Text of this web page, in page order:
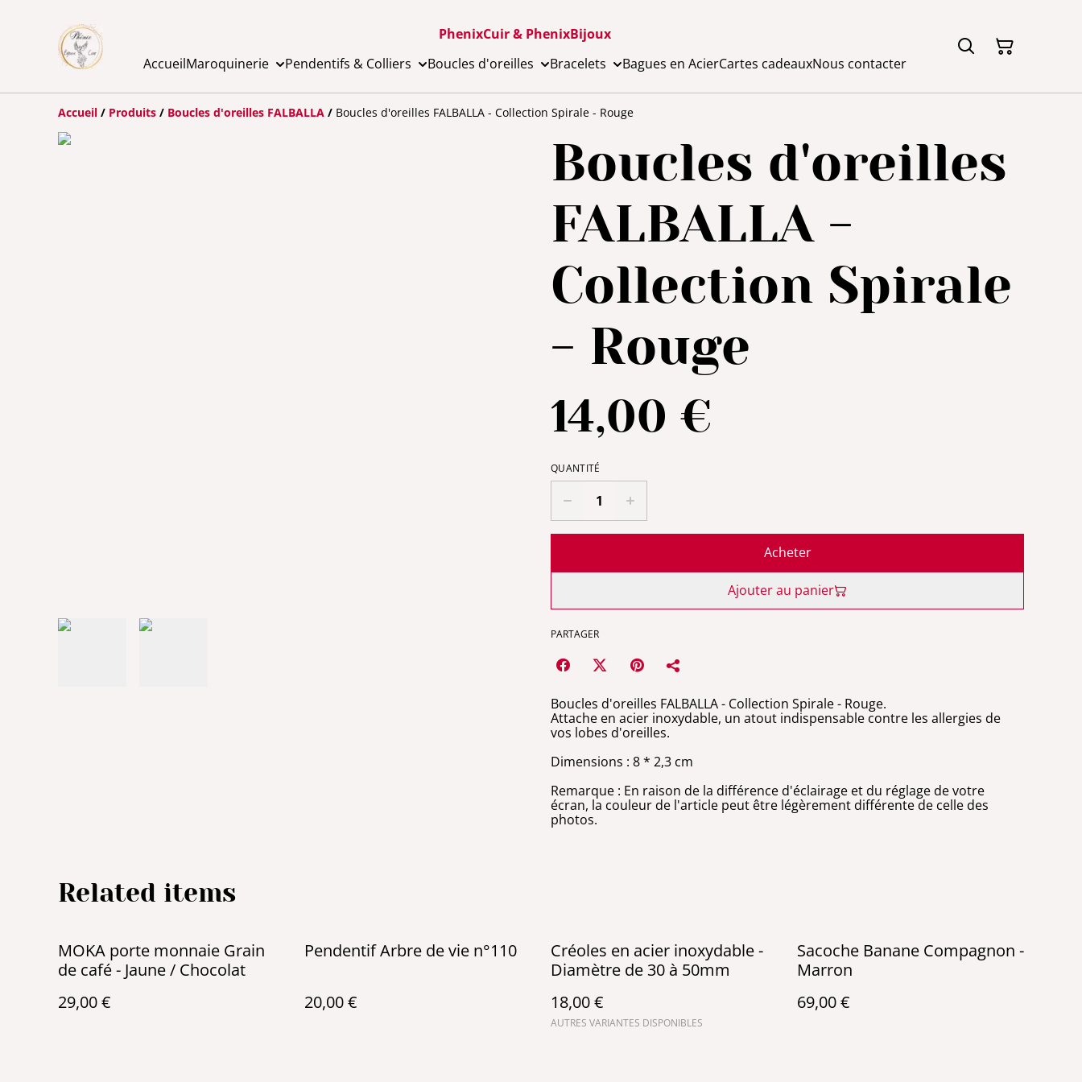
PhenixCuir & PhenixBijoux
AccueilMaroquinerie Pendentifs & Colliers Boucles d'oreilles Bracelets Bagues en AcierCartes cadeauxNous contacter
Accueil / Produits / Boucles d'oreilles FALBALLA / Boucles d'oreilles FALBALLA - Collection Spirale - Rouge
Boucles d'oreilles
FALBALLA -
Collection Spirale
- Rouge
14,00 €
QUANTITÉ
Acheter
Ajouter au panier
PARTAGER
Boucles d'oreilles FALBALLA - Collection Spirale - Rouge.
Attache en acier inoxydable, un atout indispensable contre les allergies de
vos lobes d'oreilles.
Dimensions : 8 * 2,3 cm
Remarque : En raison de la différence d'éclairage et du réglage de votre
écran, la couleur de l'article peut être légèrement différente de celle des
photos.
Related items
MOKA porte monnaie Grain
de café - Jaune / Chocolat
29,00 €
Pendentif Arbre de vie n°110
20,00 €
Créoles en acier inoxydable -
Diamètre de 30 à 50mm
18,00 €
AUTRES VARIANTES DISPONIBLES
Sacoche Banane Compagnon -
Marron
69,00 €